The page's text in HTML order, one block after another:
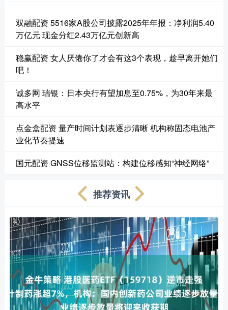
双融配资 5516家A股公司披露2025年年报：净利润5.40
万亿元 现金分红2.43万亿元创新高
稳赢配资 女人厌倦你了才会有这3个表现，趁早离开她们
吧！
诚多网 瑞银：日本央行有望加息至0.75%，为30年来最
高水平
点金盒配资 量产时间计划表逐步清晰 机构称固态电池产
业化节奏提速
国元配资 GNSS位移监测站：构建位移感知“神经网络”
推荐资讯